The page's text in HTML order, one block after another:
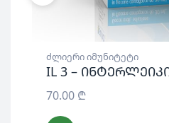
ძლიერი იმუნიტეტი
IL 3 –
70.00 ₾